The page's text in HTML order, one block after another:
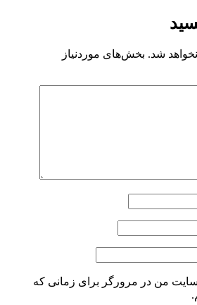
شد. بخش‌های موردنیاز
من در مرورگر برای زمانی که